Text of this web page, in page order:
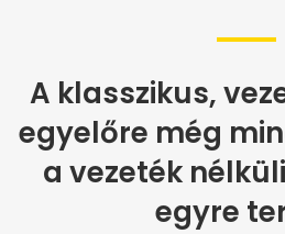
A klasszikus,
egyelőre még
a vezeték
egyre